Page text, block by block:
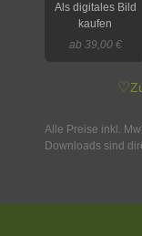
Als digitales Bild
kaufen
ab 39,00 €
♡
Alle Preise inkl.
Downloads sind